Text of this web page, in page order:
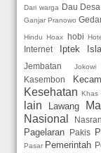
Dari warga Dau Desa
Ganjar Pranowo
Hindu Hoax hobi
Internet Iptek
Jembatan
Jokowi
Kasembon
Kesehatan Khas
lain
Lawang
Nasional
Pagelaran Pakis
Pasar Pemerintah